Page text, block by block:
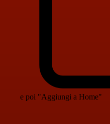
e poi "Aggiungi a Home"